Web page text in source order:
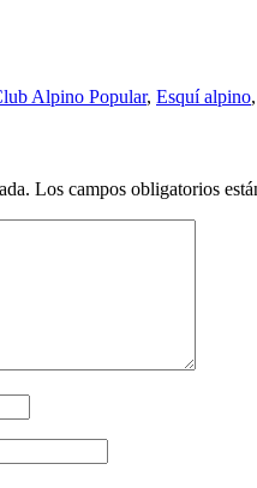
Alpino Popular, Esquí alpino,
Los campos obligatorios